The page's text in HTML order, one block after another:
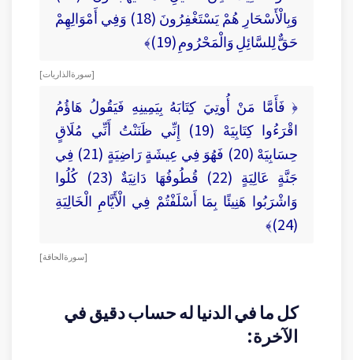
وَبِالْأَسْحَارِ هُمْ يَسْتَغْفِرُونَ (18) وَفِي أَمْوَالِهِمْ
حَقٌّ لِلسَّائِلِ وَالْمَحْرُومِ (19)﴾
[ سورة الذاريات ]
﴿ فَأَمَّا مَنْ أُوتِيَ كِتَابَهُ بِيَمِينِهِ فَيَقُولُ هَاؤُمُ
اقْرَءُوا كِتَابِيَهْ (19) إِنِّي ظَنَنْتُ أَنِّي مُلَاقٍ
حِسَابِيَهْ (20) فَهُوَ فِي عِيشَةٍ رَاضِيَةٍ (21) فِي
جَنَّةٍ عَالِيَةٍ (22) قُطُوفُهَا دَانِيَةٌ (23) كُلُوا
وَاشْرَبُوا هَنِيئًا بِمَا أَسْلَفْتُمْ فِي الْأَيَّامِ الْخَالِيَةِ
(24)﴾
[ سورة الحاقة ]
كل ما في الدنيا له حساب دقيق في
الآخرة: